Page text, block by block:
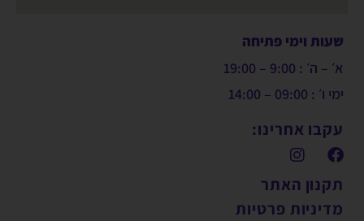
שעות וימי פתיחה
א׳ – ה׳ : 9:00 – 19:00
ימי ו׳ : 09:00 – 14:00
עקבו אחרינו:
תקנון האתר
מדיניות פרטיות